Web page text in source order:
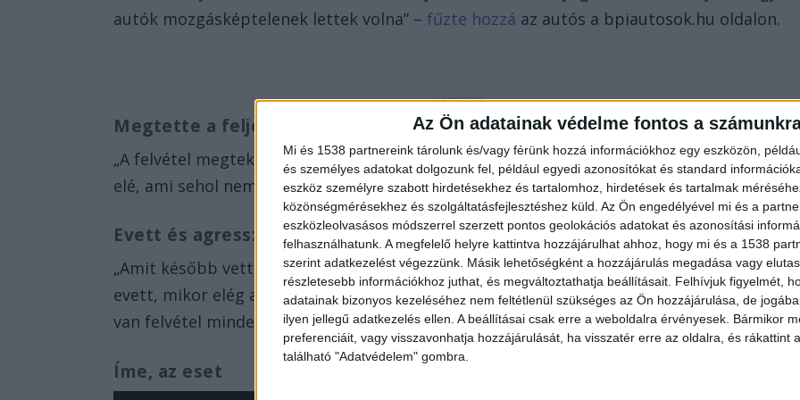
Az Ön adatainak védelme fontos a
Mi és 1538 partnereink tárolunk és/vagy férünk hozzá információkhoz egy eszközön,
és személyes adatokat dolgozunk fel, például egyedi azonosítókat és standard
eszköz személyre szabott hirdetésekhez és tartalomhoz, hirdetések és tartalmak
közönségmérésekhez és szolgáltatásfejlesztéshez küld. Az Ön engedélyével mi és a
eszközleolvasásos módszerrel szerzett pontos geolokációs adatokat és azonosítási
felhasználhatunk. A megfelelő helyre kattintva hozzájárulhat ahhoz, hogy mi és a 1538
szerint adatkezelést végezzünk. Másik lehetőségként a hozzájárulás megadása vagy
részletesebb információkhoz juthat, és megváltoztathatja beállításait. Felhívjuk figyelmét,
adatainak bizonyos kezeléséhez nem feltétlenül szükséges az Ön hozzájárulása, de
ilyen jellegű adatkezelés ellen. A beállításai csak erre a weboldalra érvényesek. Bármikor
preferenciáit, vagy visszavonhatja hozzájárulását, ha visszatér erre az oldalra, és rákattint
található "Adatvédelem" gombra.
autók mozgásképtelenek lettek volna” – fűzte hozzá az autós a bpiautosok.hu oldalon.
Megtette a feljelentést
„A felvétel megtekintése után, mivel a fékezést azzal indokolta, hogy egy kutya ugrott
elé, ami sehol nem látható, megtettem a rendőrségi feljelentést” – tette hozzá.
Evett és agresszív volt
„Amit később vettem észre, hogy a kezében egy szendviccsel szállt ki, amit még akkor is
evett, mikor elég agresszív módon megindult felém, de lenyugodott, mikor szóltam,
van felvétel mindenről.” – zárta gondolatait a lap olvasója a sajnálatos eset kapcsán.
Íme, az eset